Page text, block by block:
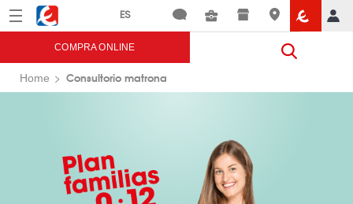
Menú Eroski
COMPRA ONLINE
Home Consultorio matrona